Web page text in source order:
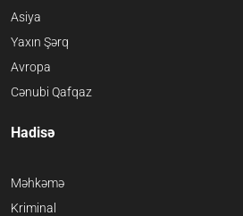
Asiya
Yaxın Şərq
Avropa
Cənubi Qafqaz
Hadisə
Məhkəmə
Kriminal